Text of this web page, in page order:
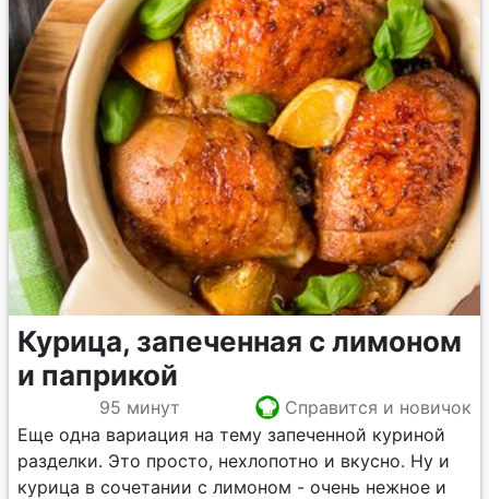
Курица, запеченная с лимоном
и паприкой
95 минут
Справится и новичок
Еще одна вариация на тему запеченной куриной
разделки. Это просто, нехлопотно и вкусно. Ну и
курица в сочетании с лимоном - очень нежное и